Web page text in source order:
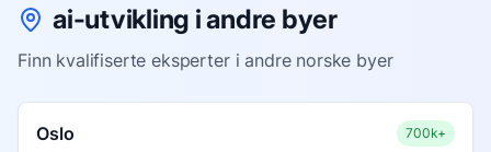
ai-utvikling i andre byer
Finn kvalifiserte eksperter i andre norske byer
Oslo 700k+